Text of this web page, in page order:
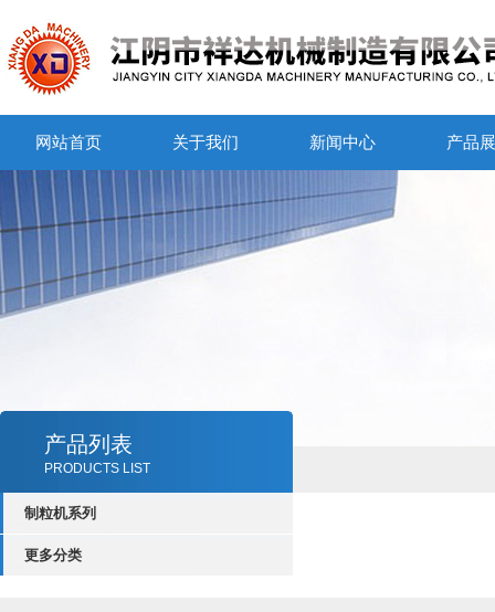
网站首页 关于我们 新闻中心 产品
产品列表
PRODUCTS LIST
制粒机系列
更多分类